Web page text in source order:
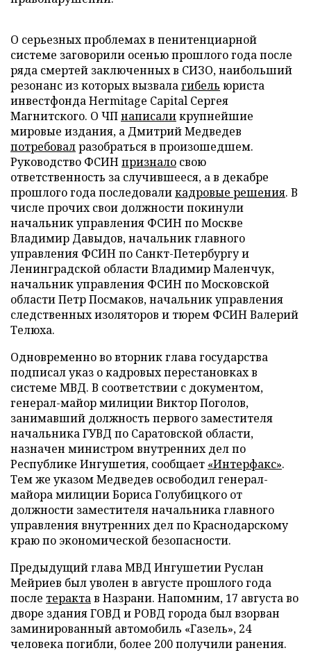
О серьезных проблемах в пенитенциарной
системе заговорили осенью прошлого года после
ряда смертей заключенных в СИЗО, наибольший
резонанс из которых вызвалагибель юриста
инвестфонда Hermitage Capital Сергея
Магнитского. О ЧПнаписаликрупнейшие
мировые издания, а Дмитрий Медведев
потребовалразобраться в произошедшем.
Руководство ФСИНпризнало свою
ответственность за случившееся, а в декабре
прошлого года последоваликадровые решения. В
числе прочих свои должности покинули
начальник управления ФСИН по Москве
Владимир Давыдов, начальник главного
управления ФСИН по Санкт-Петербургу и
Ленинградской области Владимир Маленчук,
начальник управления ФСИН по Московской
области Петр Посмаков, начальник управления
следственных изоляторов и тюрем ФСИН Валерий
Телюха.
Одновременно во вторник глава государства
подписал указ о кадровых перестановках в
системе МВД. В соответствии с документом,
генерал-майор милиции Виктор Поголов,
занимавший должность первого заместителя
начальника ГУВД по Саратовской области,
назначен министром внутренних дел по
Республике Ингушетия, сообщает «Интерфакс».
Тем же указом Медведев освободил генерал-
майора милиции Бориса Голубицкого от
должности заместителя начальника главного
управления внутренних дел по Краснодарскому
краю по экономической безопасности.
Предыдущий глава МВД Ингушетии Руслан
Мейриев был уволен в августе прошлого года
после терактав Назрани. Напомним, 17 августа во
дворе здания ГОВД и РОВД города был взорван
заминированный автомобиль «Газель», 24
человека погибли, более 200 получили ранения.